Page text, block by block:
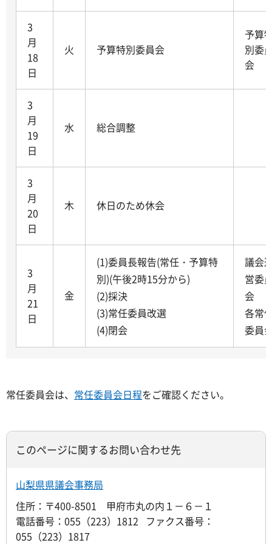
3
月
18
日
火 予算特別委員会
予算
別委
会
3
月
19
日
水 総合調整
3
月
20
日
木 休日のため休会
3
月
21
日
金
(1)委員長報告(常任・予算特
別)(午後2時15分から)
(2)採決
(3)常任委員改選
(4)閉会
議会
営委
会
各常
委員
常任委員会は、 常任委員会日程をご確認ください。
このページに関するお問い合わせ先
山梨県県議会事務局
住所：〒400-8501 甲府市丸の内１－６－１
電話番号：055（223）1812 ファクス番号：
055（223）1817